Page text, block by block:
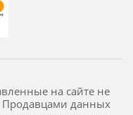
на сайте не
Продавцами данных